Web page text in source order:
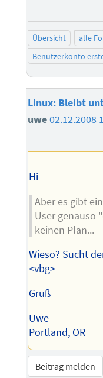
Übersicht alle
Benutzerkonto
Linux: Bleibt
uwe02.12.2008
Hi
Aber es gibt
User genauso
keinen Plan...
Wieso? Sucht
<vbg>
Gruß
Uwe
Portland, OR
Beitrag melden